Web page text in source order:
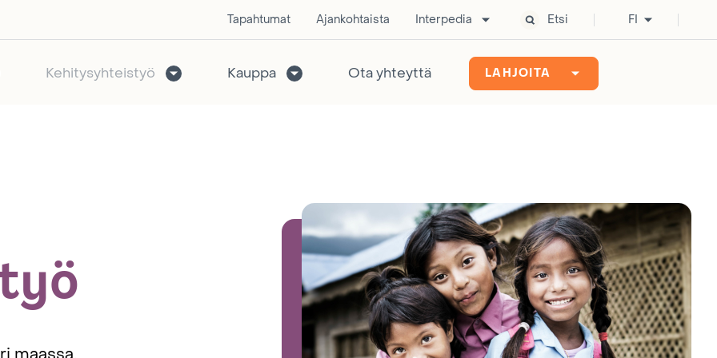
Tapahtumat Ajankohtaista Interpedia Etsi FI
Kehitysyhteistyö Kauppa Ota yhteyttä LAHJOITA